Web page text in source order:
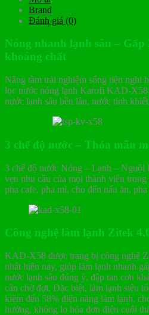
Brand
Đánh giá (0)
Nóng nhanh lạnh sâu – Gấp
khoáng chất
Nâng tầm trải nghiệm sống tiện nghi
lọc nước nóng lạnh Karofi KAD-
nước lạnh sâu bền lâu, nước tinh
3 chế độ nước – Thỏa mãn
3 chế độ nước Nóng – Lạnh – Nguội
vẹn nhu cầu của mọi thành viên
pha cafe, pha mì, cho đến nấu ăn,
Công nghệ làm lạnh Zitek
KAD-X58 được trang bị công nghệ
nhất hiện nay, giúp làm lạnh nhanh
nước lạnh sâu đúng ý, đập tan cơn
cần chờ đợi. Đặc biệt, làm lạnh siêu
kiệm đến 58% điện năng làm lạnh,
hưởng, không lo hóa đơn điện cuối